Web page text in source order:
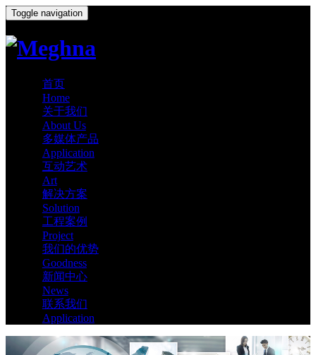
Toggle navigation
首页
Home
关于我们
About Us
多媒体产品
Application
互动艺术
Art
解决方案
Solution
工程案例
Project
我们的优势
Goodness
新闻中心
News
联系我们
Application